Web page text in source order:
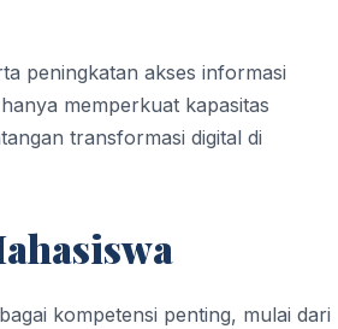
peningkatan akses informasi
memperkuat kapasitas
transformasi digital di
kompetensi penting, mulai dari